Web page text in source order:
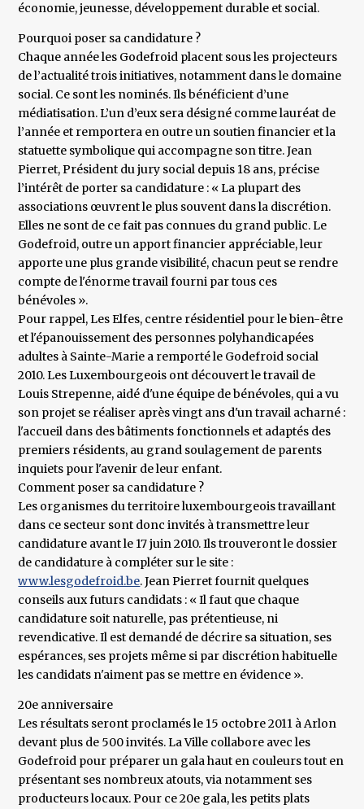
économie, jeunesse, développement durable et social.
Pourquoi poser sa candidature ?
Chaque année les Godefroid placent sous les projecteurs
de l’actualité trois initiatives, notamment dans le domaine
social. Ce sont les nominés. Ils bénéficient d’une
médiatisation. L’un d’eux sera désigné comme lauréat de
l’année et remportera en outre un soutien financier et la
statuette symbolique qui accompagne son titre. Jean
Pierret, Président du jury social depuis 18 ans, précise
l’intérêt de porter sa candidature : « La plupart des
associations œuvrent le plus souvent dans la discrétion.
Elles ne sont de ce fait pas connues du grand public. Le
Godefroid, outre un apport financier appréciable, leur
apporte une plus grande visibilité, chacun peut se rendre
compte de l'énorme travail fourni par tous ces
bénévoles ».
Pour rappel, Les Elfes, centre résidentiel pour le bien-être
et l'épanouissement des personnes polyhandicapées
adultes à Sainte-Marie a remporté le Godefroid social
2010. Les Luxembourgeois ont découvert le travail de
Louis Strepenne, aidé d'une équipe de bénévoles, qui a vu
son projet se réaliser après vingt ans d'un travail acharné :
l'accueil dans des bâtiments fonctionnels et adaptés des
premiers résidents, au grand soulagement de parents
inquiets pour l'avenir de leur enfant.
Comment poser sa candidature ?
Les organismes du territoire luxembourgeois travaillant
dans ce secteur sont donc invités à transmettre leur
candidature avant le 17 juin 2010. Ils trouveront le dossier
de candidature à compléter sur le site :
www.lesgodefroid.be. Jean Pierret fournit quelques
conseils aux futurs candidats : « Il faut que chaque
candidature soit naturelle, pas prétentieuse, ni
revendicative. Il est demandé de décrire sa situation, ses
espérances, ses projets même si par discrétion habituelle
les candidats n'aiment pas se mettre en évidence ».
20e anniversaire
Les résultats seront proclamés le 15 octobre 2011 à Arlon
devant plus de 500 invités. La Ville collabore avec les
Godefroid pour préparer un gala haut en couleurs tout en
présentant ses nombreux atouts, via notamment ses
producteurs locaux. Pour ce 20e gala, les petits plats